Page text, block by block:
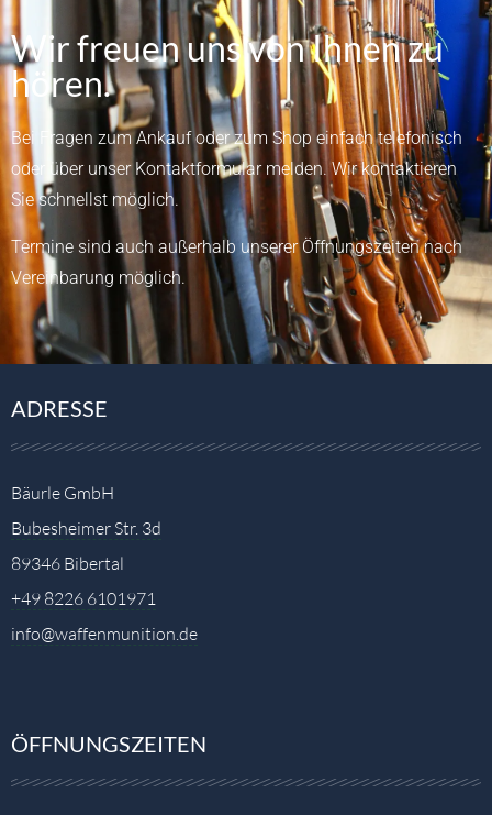
Wir freuen uns von Ihnen zu
hören.
Bei Fragen zum Ankauf oder zum Shop einfach telefonisch
oder über unser Kontaktformularmelden.Wir kontaktieren
Sie schnellst möglich.
Termine sind auch außerhalb unserer Öffnungszeiten nach
Vereinbarung möglich.
ADRESSE
Bäurle GmbH
Bubesheimer Str. 3d
89346 Bibertal
+49 8226 6101971
info@waffenmunition.de
ÖFFNUNGSZEITEN